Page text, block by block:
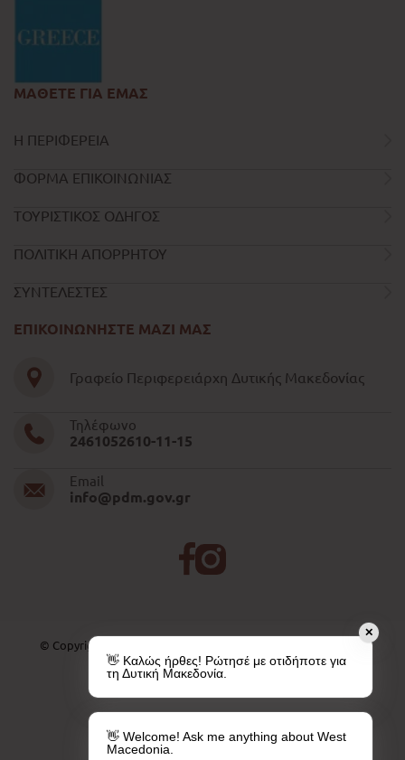
ΜΑΘΕΤΕ ΓΙΑ ΕΜΑΣ
Η ΠΕΡΙΦΕΡΕΙΑ
ΦΟΡΜΑ ΕΠΙΚΟΙΝΩΝΙΑΣ
ΤΟΥΡΙΣΤΙΚΟΣ ΟΔΗΓΟΣ
ΠΟΛΙΤΙΚΗ ΑΠΟΡΡΗΤΟΥ
ΣΥΝΤΕΛΕΣΤΕΣ
ΕΠΙΚΟΙΝΩΝΗΣΤΕ ΜΑΖΙ ΜΑΣ
Γραφείο Περιφερειάρχη Δυτικής Μακεδονίας
Τηλέφωνο
2461052610-11-15
Email
info@pdm.gov.gr
© Copyright 2026 | All Rights Reserved. Created by PAVLA SA
✕
👋 Καλώς ήρθες! Ρώτησέ με οτιδήποτε για
τη Δυτική Μακεδονία.
👋 Welcome! Ask me anything about West
Macedonia.